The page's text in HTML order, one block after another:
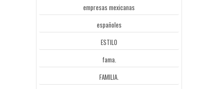
empresas mexicanas
españoles
ESTILO
fama.
FAMILIA.